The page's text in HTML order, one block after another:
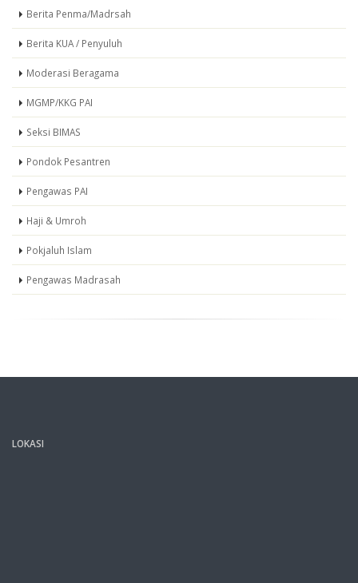
Berita Penma/Madrsah
Berita KUA / Penyuluh
Moderasi Beragama
MGMP/KKG PAI
Seksi BIMAS
Pondok Pesantren
Pengawas PAI
Haji & Umroh
Pokjaluh Islam
Pengawas Madrasah
LOKASI